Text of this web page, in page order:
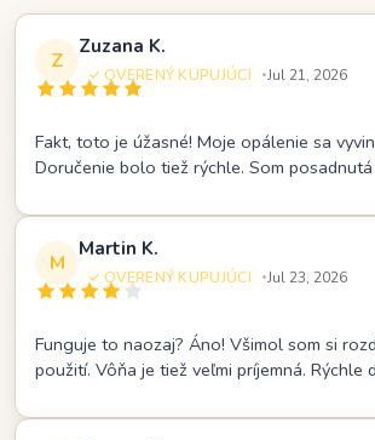
Z
Zuzana K.
OVERENÝ KUPUJÚCI •Jul 21, 2026
Fakt, toto je úžasné! Moje opálenie sa
Doručenie bolo tiež rýchle. Som
M
Martin K.
OVERENÝ KUPUJÚCI •Jul 23, 2026
Funguje to naozaj? Áno! Všimol som si
použití. Vôňa je tiež veľmi príjemná. Rýchle